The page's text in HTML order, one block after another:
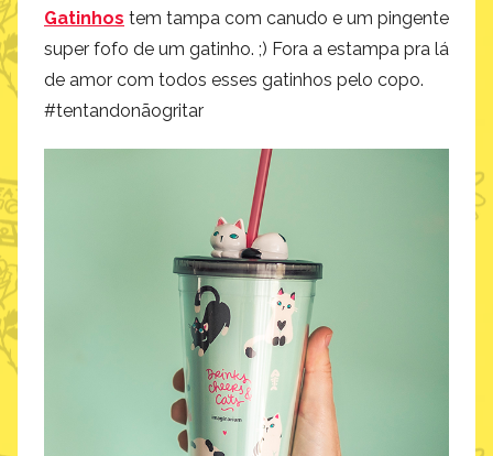
Gatinhos tem tampa com canudo e um pingente
super fofo de um gatinho. ;) Fora a estampa pra lá
de amor com todos esses gatinhos pelo copo.
#tentandonãogritar